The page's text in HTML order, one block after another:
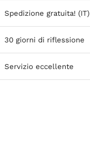
Spedizione gratuita! (IT)
30 giorni di riflessione
Servizio eccellente